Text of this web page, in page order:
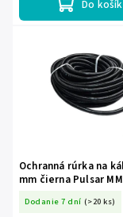
Do
Ochranná rúrka na
mm čierna Pulsar
Dodanie 7 dní (>20 ks)